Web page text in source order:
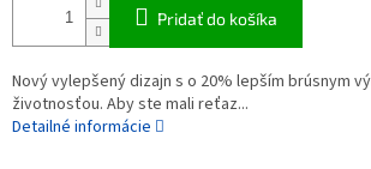
Pridať do košíka
Nový vylepšený dizajn s o 20% lepším brúsnym
životnosťou. Aby ste mali reťaz...
Detailné informácie